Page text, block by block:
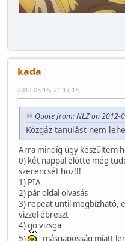
kada
2012-05-16, 21:17:16
Quote from: NLZ on 2012-
Közgáz tanulást nem
Arra mindíg úgy készültem
0) két nappal elötte még
szerencsét hoz!!!
1) PIA
2) pár oldal olvasás
3) repeat until megbízható,
vizzel ébreszt
4) go vizsga
5)
- másnaposság miatt